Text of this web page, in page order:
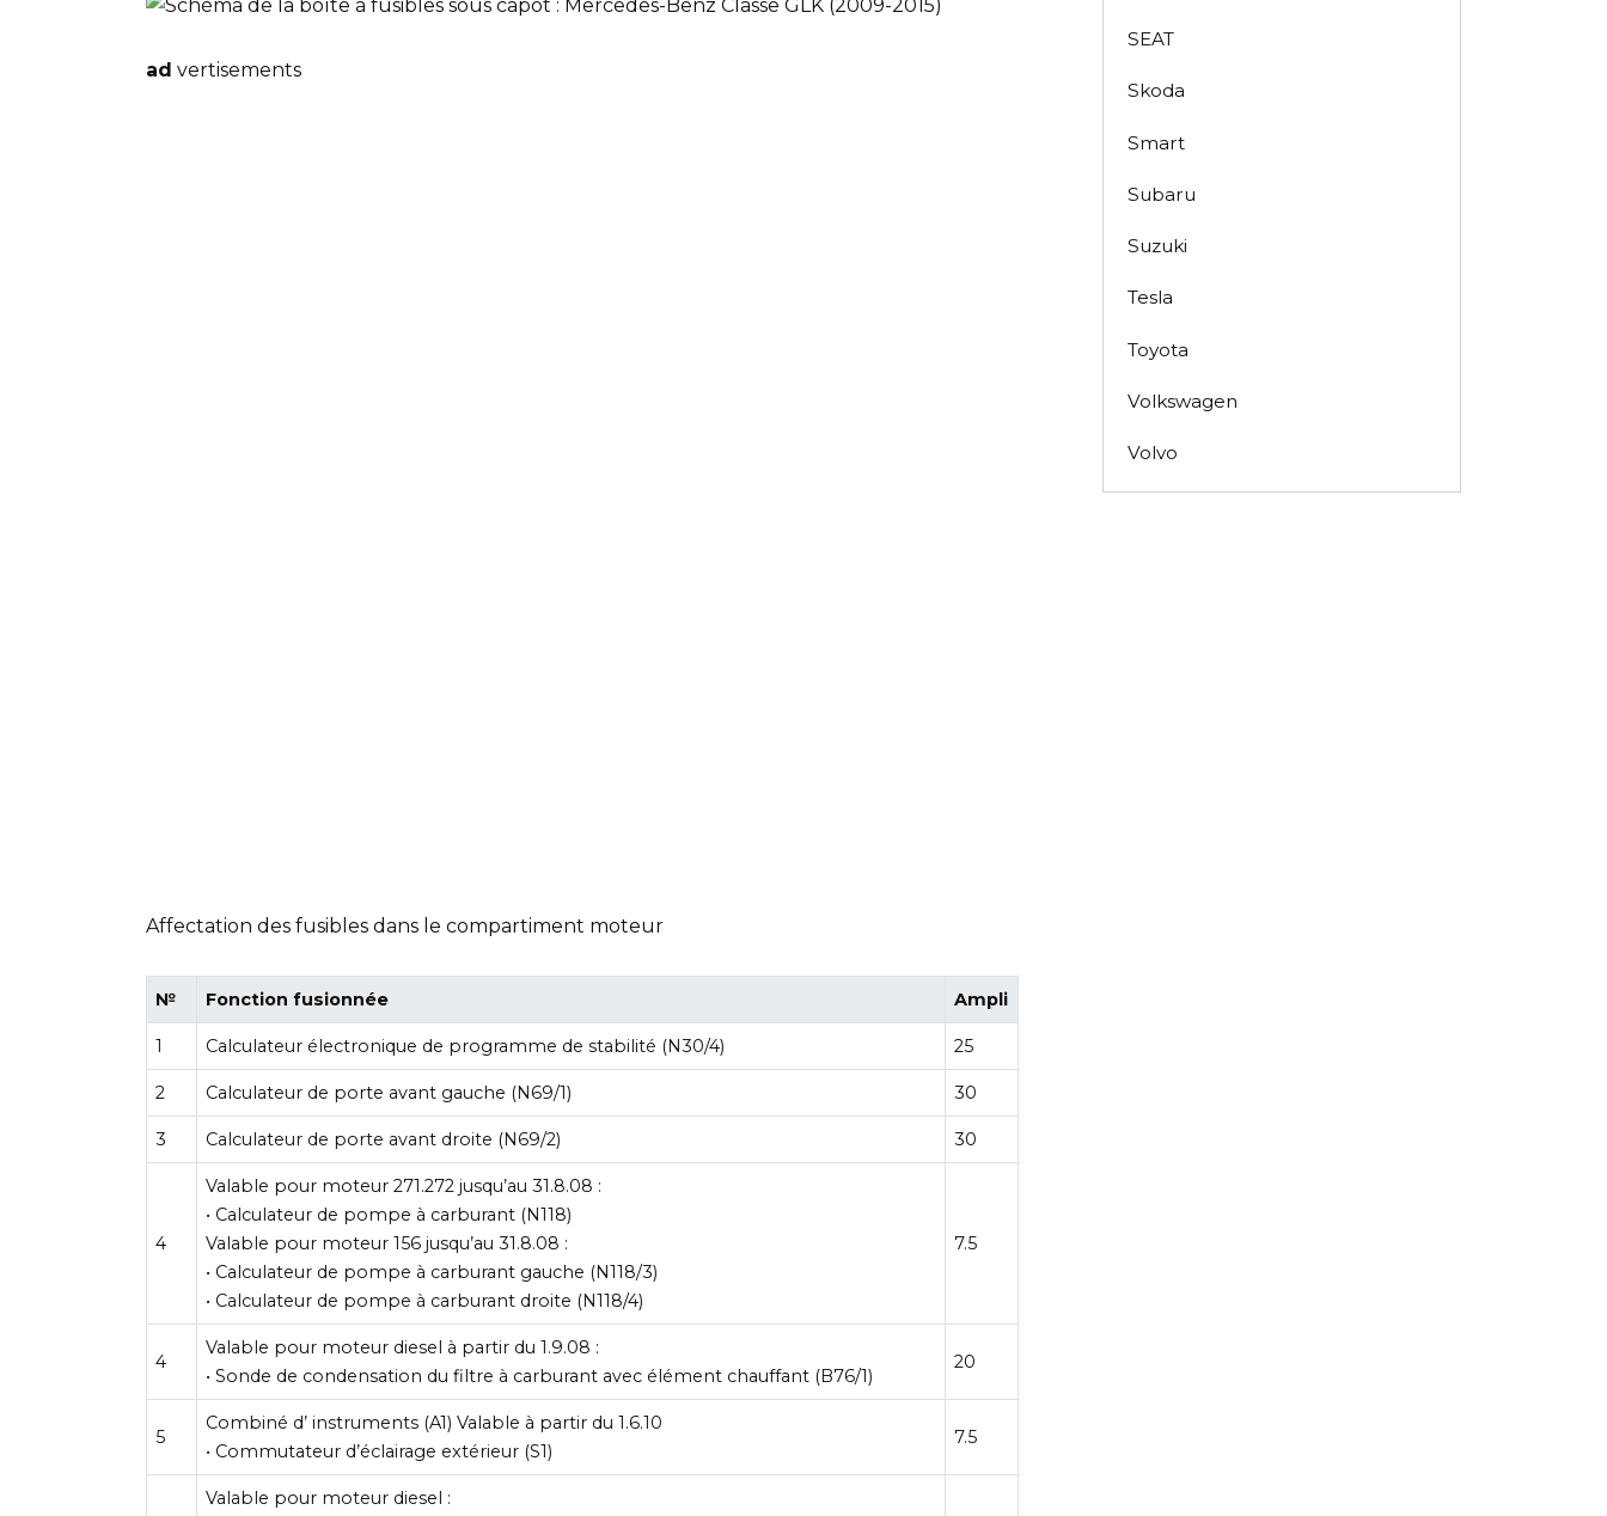
ad vertisements
Affectation des fusibles dans le compartiment moteur
№ Fonction fusionnée Ampli
1 Calculateur électronique de programme de stabilité (N30/4) 25
2 Calculateur de porte avant gauche (N69/1) 30
3 Calculateur de porte avant droite (N69/2) 30
4
Valable pour moteur 271.272 jusqu’au 31.8.08 :
• Calculateur de pompe à carburant (N118)
Valable pour moteur 156 jusqu’au 31.8.08 :
• Calculateur de pompe à carburant gauche (N118/3)
• Calculateur de pompe à carburant droite (N118/4)
7.5
4
Valable pour moteur diesel à partir du 1.9.08 :
• Sonde de condensation du filtre à carburant avec élément chauffant (B76/1)
20
5
Combiné d’ instruments (A1) Valable à partir du 1.6.10
• Commutateur d’éclairage extérieur (S1)
7.5
Valable pour moteur diesel :
SEAT
Skoda
Smart
Subaru
Suzuki
Tesla
Toyota
Volkswagen
Volvo